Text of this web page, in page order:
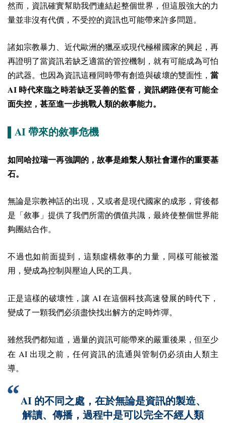
然而，資訊確實幫助我們連結起整個世界，但這股強大的力
量並非沒有代價，不受控的資訊也可能帶來許多問題。
諸如宗教暴力、近代歐洲的獵巫或現代極權國家的興起，再
再證明了當資訊若缺乏適當的管控機制，就有可能成為可怕
的武器。也因為資訊這種同時帶有創造與破壞的雙面性，當
AI 時代來臨之時若缺乏妥善的監督，資訊網路便有可能全
面失控，甚至進一步挑戰人類的敘事能力。
AI 帶來的敘事危機
如同哈拉瑞一再強調的，故事是維繫人類社會運作的重要基
石。
無論是宗教神話的出現，又或者是現代國家的成形，背後都
是「敘事」提供了我們所需的價值共識，最終使整個世界能
夠團結合作。
不過也如前面提到，這類虛構敘事的力量，同樣可能被濫
用，變成為控制與壓迫人民的工具。
正是這樣的破壞性，讓 AI在這個科技高速發展的時代下，
變成了一顆我們必須盡快找出解方的定時炸彈。
雖然我們都知道，過量的資訊可能帶來的嚴重後果，但至少
在 AI 出現之前，任何資訊的流通與管制仍必須由人類主
導。
AI 的不同之處，在於無論是資訊的製造、
解讀、傳播，過程中是可以完全不經人類